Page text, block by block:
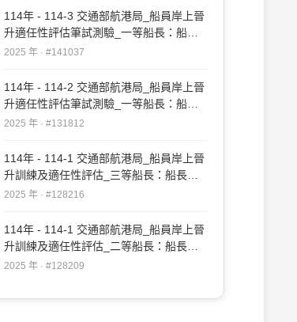
114年 - 114-3 交通部航港局_船員岸上晉
升適任性評估筆試測驗_一等船長：船長
實務#141037
2025 年 · #141037
114年 - 114-2 交通部航港局_船員岸上晉
升適任性評估筆試測驗_一等船長：船長
實務#131812
2025 年 · #131812
114年 - 114-1 交通部航港局_船員岸上晉
升訓練及適任性評估_三等船長：船長實
務#128216
2025 年 · #128216
114年 - 114-1 交通部航港局_船員岸上晉
升訓練及適任性評估_二等船長：船長實
務#128209
2025 年 · #128209